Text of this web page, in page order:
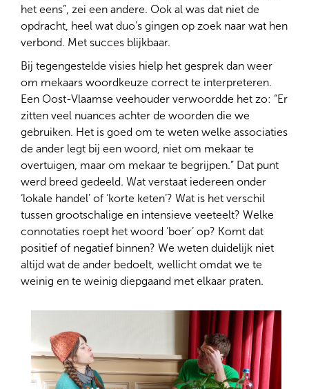
het eens”, zei een andere. Ook al was dat niet de
opdracht, heel wat duo’s gingen op zoek naar wat hen
verbond. Met succes blijkbaar.
Bij tegengestelde visies hielp het gesprek dan weer
om mekaars woordkeuze correct te interpreteren.
Een Oost-Vlaamse veehouder verwoordde het zo: “Er
zitten veel nuances achter de woorden die we
gebruiken. Het is goed om te weten welke associaties
de ander legt bij een woord, niet om mekaar te
overtuigen, maar om mekaar te begrijpen.” Dat punt
werd breed gedeeld. Wat verstaat iedereen onder
‘lokale handel’ of ‘korte keten’? Wat is het verschil
tussen grootschalige en intensieve veeteelt? Welke
connotaties roept het woord ‘boer’ op? Komt dat
positief of negatief binnen? We weten duidelijk niet
altijd wat de ander bedoelt, wellicht omdat we te
weinig en te weinig diepgaand met elkaar praten.